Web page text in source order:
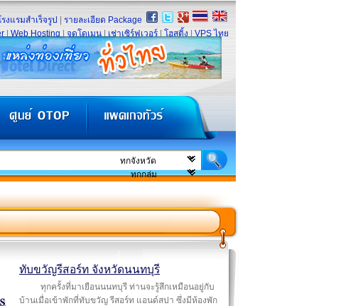
รงแรมสำเร็จรูป
รายละเอียด Package
Web Hosting จดโดเมน เช่าเซิร์ฟเวอร์ โฮสติ้ง VPS ไทย
ทับขวัญรีสอร์ท จังหวัดนนทบุรี
ทุกครั้งที่มาเยือนนนทบุรี ท่านจะรู้สึกเหมือนอยู่กับ
บ้านเมื่อเข้าพักที่ทับขวัญ รีสอร์ท แอนด์สปา ซึ่งมีห้องพัก